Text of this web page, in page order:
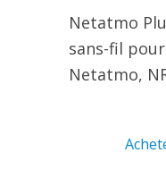
Netatmo
sans-fil
Netatmo,